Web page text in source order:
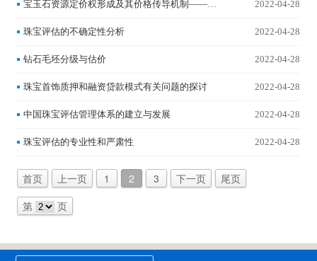
宝玉石资源定价权形成及其价格传导机制——基
于战略矿产资源及大宗商品研究视角的分析
2022-04-28
珠宝评估的不确定性分析 2022-04-28
钻石毛坯分级与估价 2022-04-28
珠宝首饰质押和融资贷款模式有关问题的探讨 2022-04-28
中国珠宝评估管理体系的建立与发展 2022-04-28
珠宝评估的专业性和严肃性 2022-04-28
首页 上一页 1 2 3 下一页
尾页
第
页